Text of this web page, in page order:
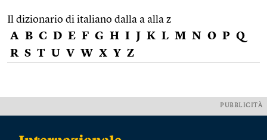
Il dizionario di italiano dalla a alla z
A B C D E F G H I J K L M N O P Q
R S T U V W X Y Z
PUBBLICITÀ